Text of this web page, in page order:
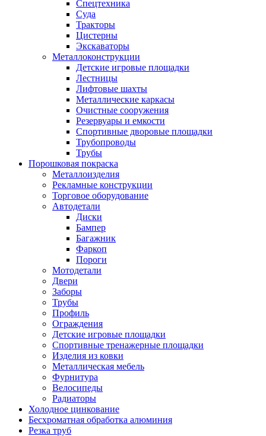
Спецтехника
Суда
Тракторы
Цистерны
Экскаваторы
Металлоконструкции
Детские игровые площадки
Лестницы
Лифтовые шахты
Металлические каркасы
Очистные сооружения
Резервуары и емкости
Спортивные дворовые площадки
Трубопроводы
Трубы
Порошковая покраска
Металлоизделия
Рекламные конструкции
Торговое оборудование
Автодетали
Диски
Бампер
Багажник
Фаркоп
Пороги
Мотодетали
Двери
Заборы
Трубы
Профиль
Ограждения
Детские игровые площадки
Спортивные тренажерные площадки
Изделия из ковки
Металлическая мебель
Фурнитура
Велосипеды
Радиаторы
Холодное цинкование
Бесхроматная обработка алюминия
Резка труб